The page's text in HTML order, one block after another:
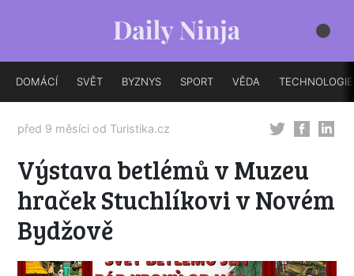
DOMÁCÍ SVĚT BYZNYS SPORT VĚDA TECHNOLOGIE
před 9 měsíci od Turistika.cz
Výstava betlémů v Muzeu
hraček Stuchlíkovi v Novém
Bydžově